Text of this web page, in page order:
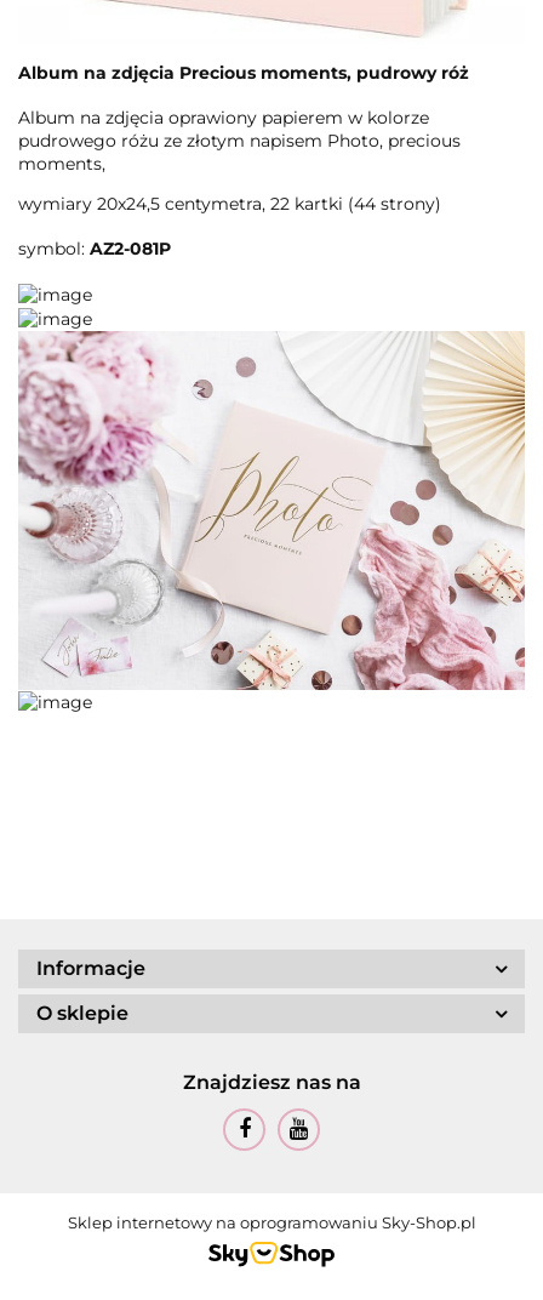
Album na zdjęcia Precious moments, pudrowy róż
Album na zdjęcia oprawiony papierem w kolorze
pudrowego różu ze złotym napisem Photo, precious
moments,
wymiary 20x24,5 centymetra, 22 kartki (44 strony)
symbol: AZ2-081P
Informacje
O sklepie
Znajdziesz nas na
Sklep internetowy na oprogramowaniu Sky-Shop.pl